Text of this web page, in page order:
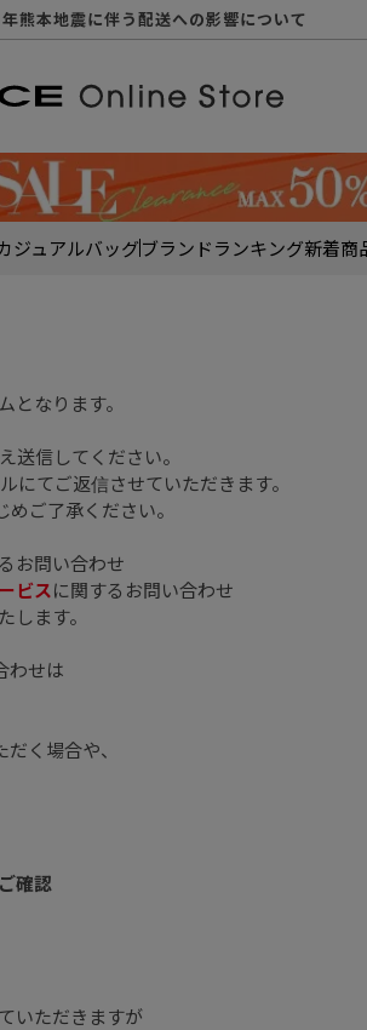
年熊本地震に伴う配送への影響について
収書ペーパーレス化（電子化）のお知らせ
状況・物量増等に伴う配送への影響について
質な詐欺サイトにご注意ください
メールが届かない場合に関しまして
問い合わせのご対応に関しまして
のなりすまし詐欺にご注意ください
ジュアルバッグブランドランキング新着商
となります。
送信してください。
にてご返信させていただきます。
めご了承ください。
お問い合わせ
ビスに関するお問い合わせ
します。
わせは
く場合や、
確認
いただきますが